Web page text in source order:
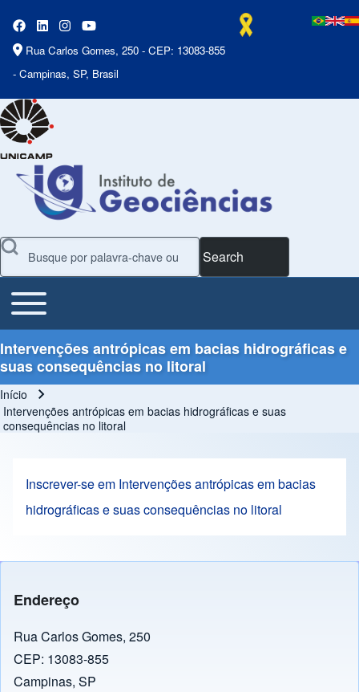
Rua Carlos Gomes, 250 - CEP: 13083-855
- Campinas, SP, Brasil
Search
Main Menu
Toggle main menu
Intervenções antrópicas em bacias hidrográficas e
suas consequências no litoral
Trilha de navegação
Início
Intervenções antrópicas em bacias hidrográficas e suas
consequências no litoral
Inscrever-se em Intervenções antrópicas em bacias
hidrográficas e suas consequências no litoral
Endereço
Rua Carlos Gomes, 250
CEP: 13083-855
Campinas, SP